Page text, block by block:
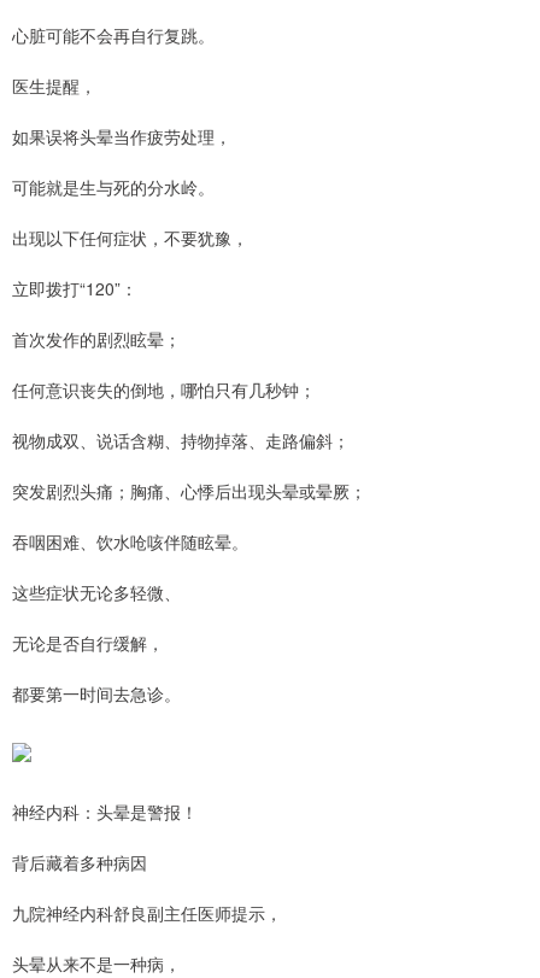
心脏可能不会再自行复跳。
医生提醒，
如果误将头晕当作疲劳处理，
可能就是生与死的分水岭。
出现以下任何症状，不要犹豫，
立即拨打“120”：
首次发作的剧烈眩晕；
任何意识丧失的倒地，哪怕只有几秒钟；
视物成双、说话含糊、持物掉落、走路偏斜；
突发剧烈头痛；胸痛、心悸后出现头晕或晕厥；
吞咽困难、饮水呛咳伴随眩晕。
这些症状无论多轻微、
无论是否自行缓解，
都要第一时间去急诊。
神经内科：头晕是警报！
背后藏着多种病因
九院神经内科舒良副主任医师提示，
头晕从来不是一种病，